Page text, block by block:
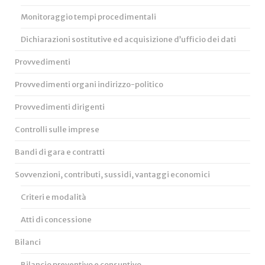
Monitoraggio tempi procedimentali
Dichiarazioni sostitutive ed acquisizione d’ufficio dei dati
Provvedimenti
Provvedimenti organi indirizzo-politico
Provvedimenti dirigenti
Controlli sulle imprese
Bandi di gara e contratti
Sovvenzioni, contributi, sussidi, vantaggi economici
Criteri e modalità
Atti di concessione
Bilanci